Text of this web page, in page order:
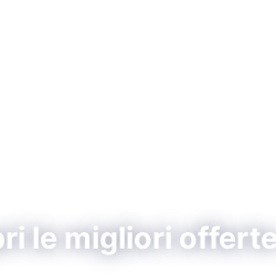
le migliori